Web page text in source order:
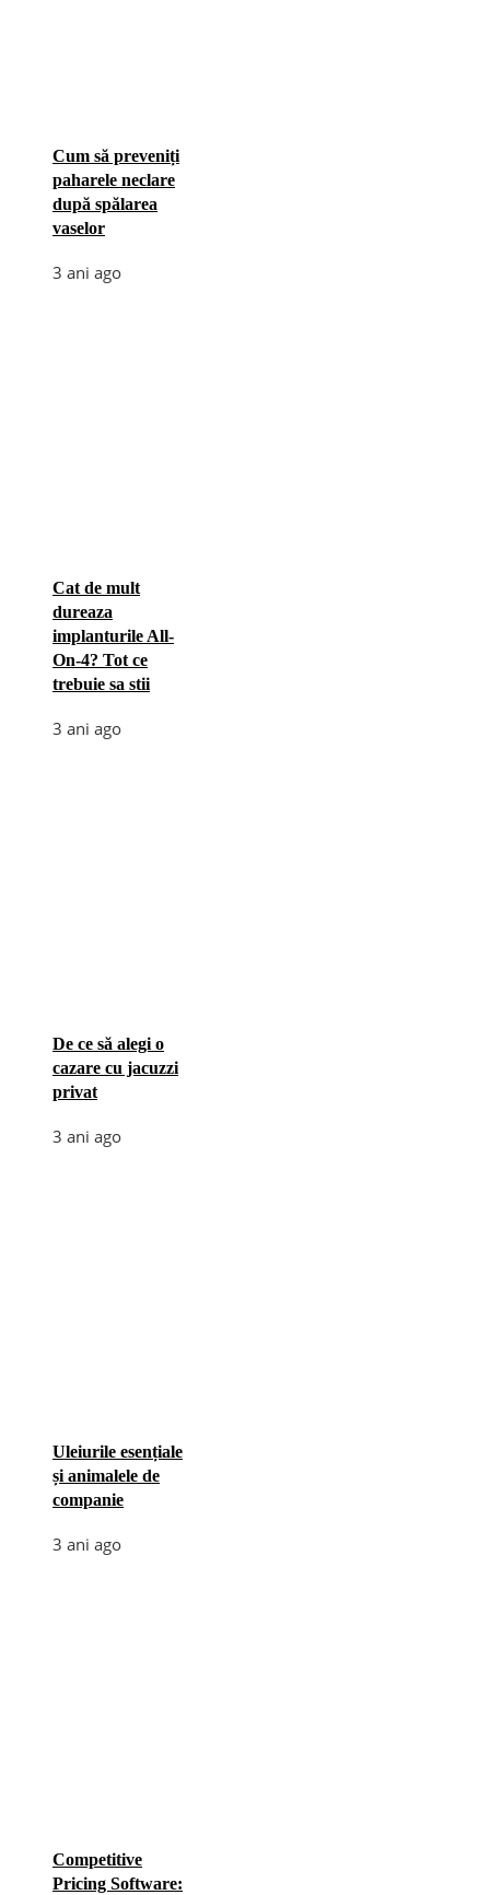
Cum să preveniți
paharele neclare
după spălarea
vaselor
3 ani ago
Cat de mult
dureaza
implanturile All-
On-4? Tot ce
trebuie sa stii
3 ani ago
De ce să alegi o
cazare cu jacuzzi
privat
3 ani ago
Uleiurile esențiale
și animalele de
companie
3 ani ago
Competitive
Pricing Software: